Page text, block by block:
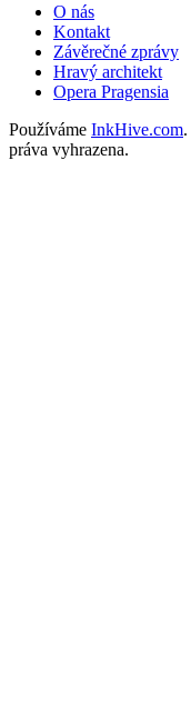
O nás
Kontakt
Závěrečné zprávy
Hravý architekt
Opera Pragensia
Používáme InkHive.com.
práva vyhrazena.